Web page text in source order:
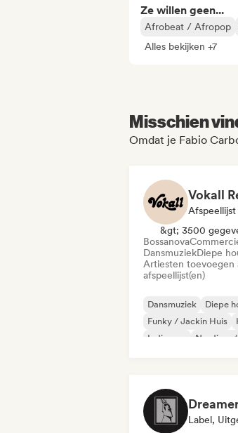
Ze willen geen...
Afrobeat / Afropop
Alles bekijken +7
Misschien
Omdat je Fabio
Vokall
&gt; 3500
Bossanova
DansmuziekDiepe
Artiesten toevoegen
afspeellijst(en)
Dansmuziek Diepe
Funky / Jackin Huis
Indie pop
Nu-disco/
Label,